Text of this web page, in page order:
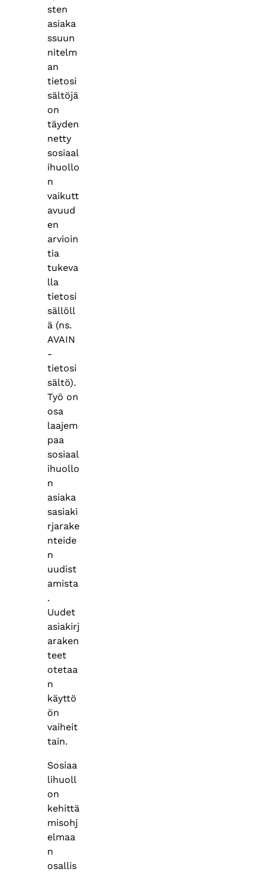
sten
asiaka
ssuun
nitelm
an
tietosi
sältöjä
on
täyden
netty
sosiaal
ihuollo
n
vaikutt
avuud
en
arvioin
tia
tukeva
lla
tietosi
sällöll
ä (ns.
AVAIN
-
tietosi
sältö).
Työ on
osa
laajem
paa
sosiaal
ihuollo
n
asiaka
sasiaki
rjarake
nteide
n
uudist
amista
.
Uudet
asiakirj
araken
teet
otetaa
n
käyttö
ön
vaiheit
tain.
Sosiaa
lihuoll
on
kehittä
misohj
elmaa
n
osallis